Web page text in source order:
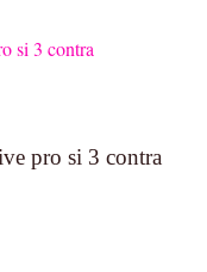
pro si 3 contra